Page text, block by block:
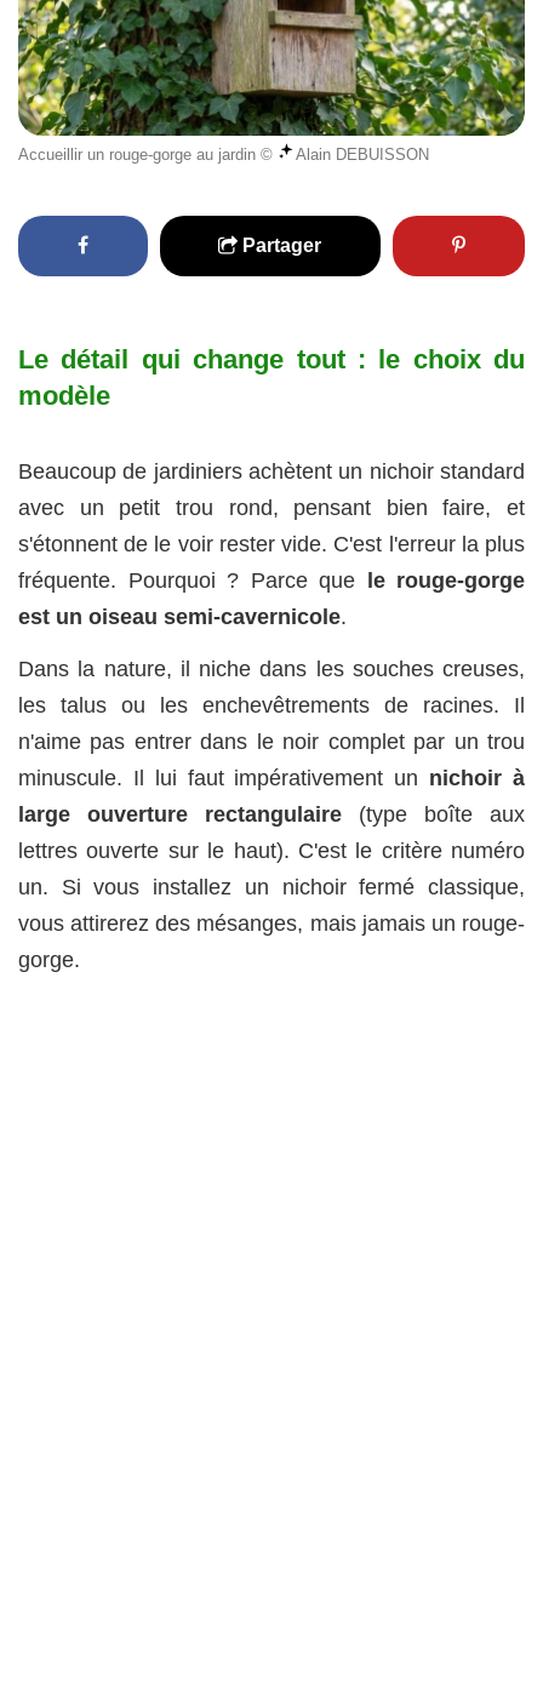
Accueillir un rouge-gorge au jardin © Alain DEBUISSON
Partager
Le détail qui change tout : le choix du
modèle
Beaucoup de jardiniers achètent un nichoir standard
avec un petit trou rond, pensant bien faire, et
s'étonnent de le voir rester vide. C'est l'erreur la plus
fréquente. Pourquoi ? Parce que
le rouge-gorge
est un oiseau semi-cavernicole.
Dans la nature, il niche dans les souches creuses,
les talus ou les enchevêtrements de racines. Il
n'aime pas entrer dans le noir complet par un trou
minuscule. Il lui faut impérativement un nichoir à
large ouverture rectangulaire (type boîte aux
lettres ouverte sur le haut). C'est le critère numéro
un. Si vous installez un nichoir fermé classique,
vous attirerez des mésanges, mais jamais un rouge-
gorge.